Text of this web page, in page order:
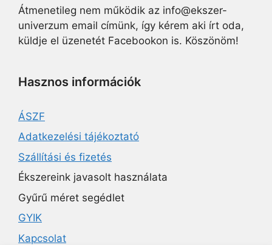
Átmenetileg nem működik az info@ekszer-
univerzum email címünk, így kérem aki írt oda,
küldje el üzenetét Facebookon is. Köszönöm!
Hasznos információk
ÁSZF
Adatkezelési tájékoztató
Szállítási és fizetés
Ékszereink javasolt használata
Gyűrű méret segédlet
GYIK
Kapcsolat